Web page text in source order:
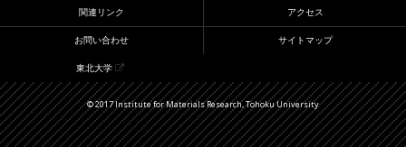
関連リンク アクセス
お問い合わせ サイトマップ
東北大学
© 2017 Institute for Materials Research, Tohoku University